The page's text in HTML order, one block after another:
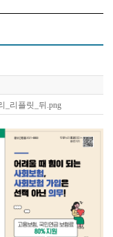
_리플릿_뒤.png